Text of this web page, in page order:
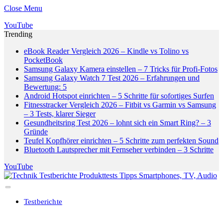
Close Menu
YouTube
Trending
eBook Reader Vergleich 2026 – Kindle vs Tolino vs
PocketBook
Samsung Galaxy Kamera einstellen – 7 Tricks für Profi-Fotos
Samsung Galaxy Watch 7 Test 2026 – Erfahrungen und
Bewertung: 5
Android Hotspot einrichten – 5 Schritte für sofortiges Surfen
Fitnesstracker Vergleich 2026 – Fitbit vs Garmin vs Samsung
– 3 Tests, klarer Sieger
Gesundheitsring Test 2026 – lohnt sich ein Smart Ring? – 3
Gründe
Teufel Kopfhörer einrichten – 5 Schritte zum perfekten Sound
Bluetooth Lautsprecher mit Fernseher verbinden – 3 Schritte
YouTube
Testberichte